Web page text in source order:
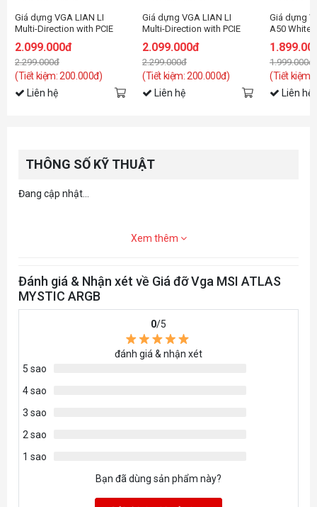
Giá dựng VGA LIAN LI
Multi-Direction with PCIE
2.099.000đ
2.299.000đ
(Tiết kiệm: 200.000đ)
Liên hệ
Giá dựng VGA LIAN LI
Multi-Direction with PCIE
2.099.000đ
2.299.000đ
(Tiết kiệm: 200.000đ)
Liên hệ
Giá dựng
A50 White
1.999.000đ
(Tiết kiệm:
Liên hệ
THÔNG SỐ KỸ THUẬT
Đang cập nhật...
Xem thêm
Đánh giá & Nhận xét về Giá đỡ Vga MSI ATLAS
MYSTIC ARGB
0/5
đánh giá & nhận xét
5 sao
4 sao
3 sao
2 sao
1 sao
Bạn đã dùng sản phẩm này?